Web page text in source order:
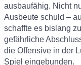
ausbaufähig. Nicht
Ausbeute schuld –
schaffte es bislang
gefährliche
die Offensive in der
Spiel eingebunden.